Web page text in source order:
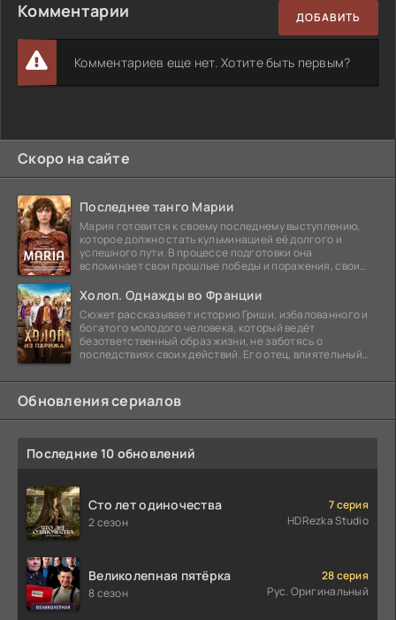
Комментарии ДОБАВИТЬ
Комментариев еще нет. Хотите быть первым?
Скоро на сайте
Последнее танго Марии
Мария готовится к своему последнему выступлению,
которое должно стать кульминацией её долгого и
успешного пути. В процессе подготовки она
вспоминает свои прошлые победы и поражения, свои
Холоп. Однажды во Франции
Сюжет рассказывает историю Гриши, избалованного и
богатого молодого человека, который ведёт
безответственный образ жизни, не заботясь о
последствиях своих действий. Его отец, влиятельный
Обновления сериалов
Последние 10 обновлений
Сто лет одиночества
2 сезон
7 серия
HDRezka Studio
Великолепная пятёрка
8 сезон
28 серия
Рус. Оригинальный